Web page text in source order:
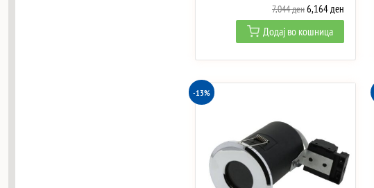
7,044денOriginal
price
was:
6,164денCurrent
price
is:
Додај во кошница
-13%